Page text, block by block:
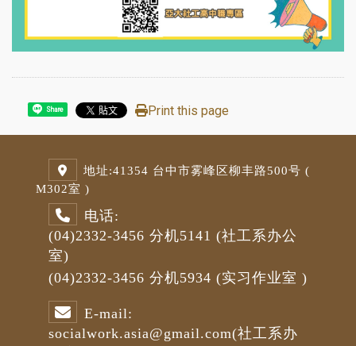
Share Print this page
地址:41354 台中市雾峰区柳丰路500号 (
M302室 )
电话:
(04)2332-3456 分机5141 (社工系办公
室)
(04)2332-3456 分机5934 (实习作业室 )
E-mail:
socialwork.asia@gmail.com(社工系办